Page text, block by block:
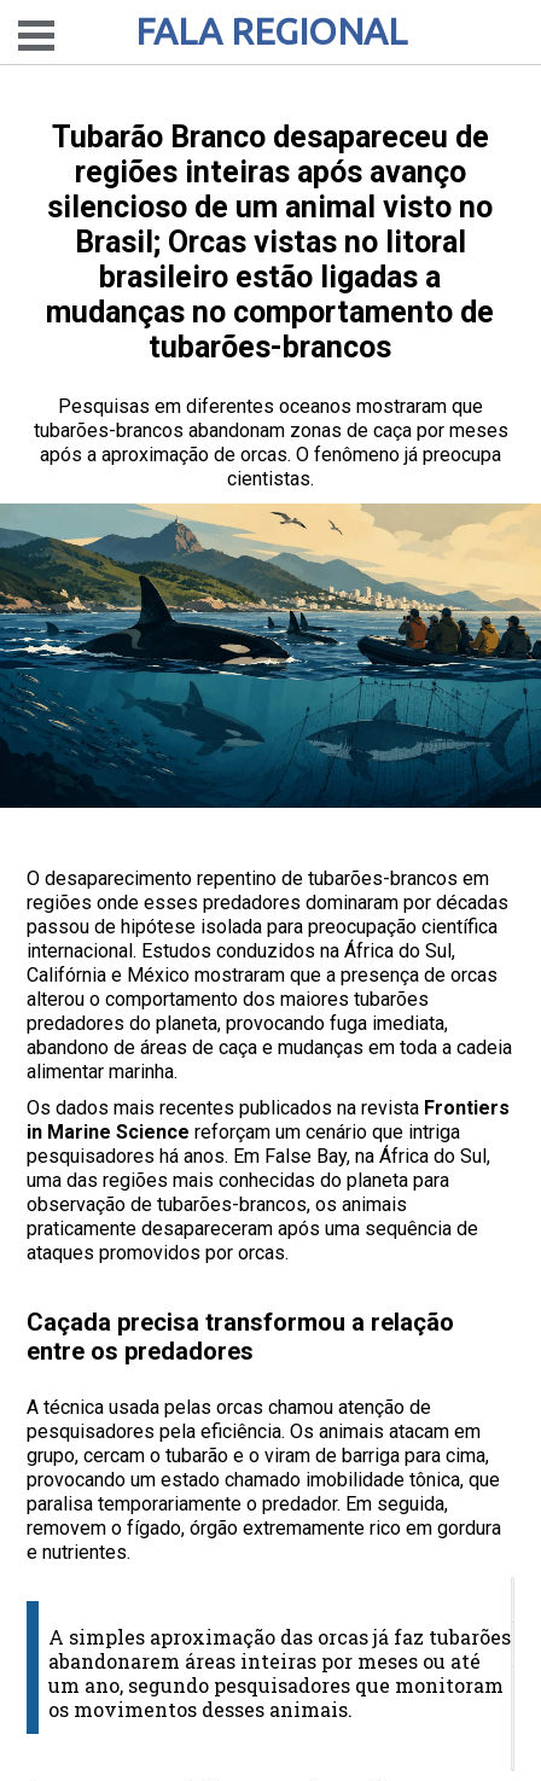
FALA REGIONAL
Tubarão Branco desapareceu de
regiões inteiras após avanço
silencioso de um animal visto no
Brasil; Orcas vistas no litoral
brasileiro estão ligadas a
mudanças no comportamento de
tubarões-brancos
Pesquisas em diferentes oceanos mostraram que
tubarões-brancos abandonam zonas de caça por meses
após a aproximação de orcas. O fenômeno já preocupa
cientistas.
O desaparecimento repentino de tubarões-brancos em
regiões onde esses predadores dominaram por décadas
passou de hipótese isolada para preocupação científica
internacional. Estudos conduzidos na África do Sul,
Califórnia e México mostraram que a presença de orcas
alterou o comportamento dos maiores tubarões
predadores do planeta, provocando fuga imediata,
abandono de áreas de caça e mudanças em toda a cadeia
alimentar marinha.
Os dados mais recentes publicados na revista Frontiers
in Marine Science reforçam um cenário que intriga
pesquisadores há anos. Em False Bay, na África do Sul,
uma das regiões mais conhecidas do planeta para
observação de tubarões-brancos, os animais
praticamente desapareceram após uma sequência de
ataques promovidos por orcas.
Caçada precisa transformou a relação
entre os predadores
A técnica usada pelas orcas chamou atenção de
pesquisadores pela eficiência. Os animais atacam em
grupo, cercam o tubarão e o viram de barriga para cima,
provocando um estado chamado imobilidade tônica, que
paralisa temporariamente o predador. Em seguida,
removem o fígado, órgão extremamente rico em gordura
e nutrientes.
A simples aproximação das orcas já faz tubarões
abandonarem áreas inteiras por meses ou até
um ano, segundo pesquisadores que monitoram
os movimentos desses animais.